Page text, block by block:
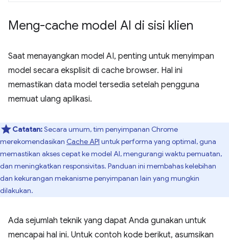
Meng-cache model AI di sisi klien
Saat menayangkan model AI, penting untuk menyimpan
model secara eksplisit di cache browser. Hal ini
memastikan data model tersedia setelah pengguna
memuat ulang aplikasi.
Catatan:Secara umum, tim penyimpanan Chrome
merekomendasikan Cache API untuk performa yang optimal, guna
memastikan akses cepat ke model AI, mengurangi waktu pemuatan,
dan meningkatkan responsivitas. Panduan ini membahas kelebihan
dan kekurangan mekanisme penyimpanan lain yang mungkin
dilakukan.
Ada sejumlah teknik yang dapat Anda gunakan untuk
mencapai hal ini. Untuk contoh kode berikut, asumsikan